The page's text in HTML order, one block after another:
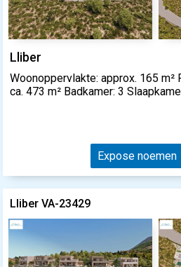
Lliber
Woonoppervlakte: approx. 165 m²
ca. 473 m² Badkamer: 3
Expose noemen
Lliber VA-23429